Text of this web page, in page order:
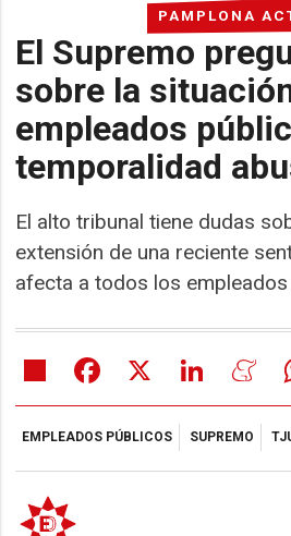
PAMPLONA
El Supremo
sobre la
empleados
temporalidad
El alto tribunal tiene dudas
extensión de una reciente
afecta a todos los
Share Facebook LinkedIn
EMPLEADOS PÚBLICOS SUPREMO